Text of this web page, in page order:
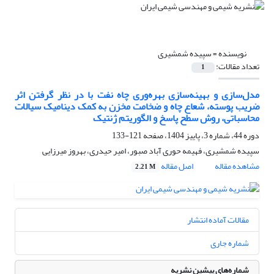
نویسنده =سپیده شمشیری
تعداد مقالات: 1
مدل‌سازی و بهینه‌سازی بهره‌وری چاه نفت با در نظر گرفتن اثر
ضریب پوسته، شعاع چاه و ضخامت مخزن به کمک دینامیک سیالات
محاسباتی، روش سطح پاسخ و الگوریتم ژنتیک
دوره 44، شماره 3، پاییز 1404، صفحه
121-133
سپیده شمشیری، فهیمه حوری آباد صبور، امیر حیدری، بهروز میرزایی
مشاهده مقاله
اصل مقاله 2.21 M
مقالات آماده انتشار
شماره جاری
شماره‌های پیشین نشریه